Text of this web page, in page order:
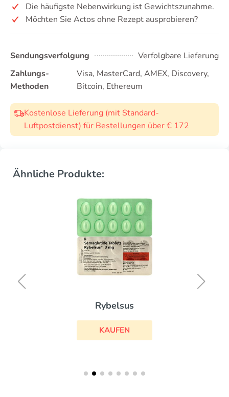
Die häufigste Nebenwirkung ist Gewichtszunahme.
Möchten Sie Actos ohne Rezept ausprobieren?
Sendungsverfolgung
Verfolgbare Lieferung
Zahlungs-
Methoden
Visa, MasterCard, AMEX, Discovery,
Bitcoin, Ethereum
Kostenlose Lieferung (mit Standard-
Luftpostdienst) für Bestellungen über € 172
Ähnliche Produkte:
Rybelsus
KAUFEN